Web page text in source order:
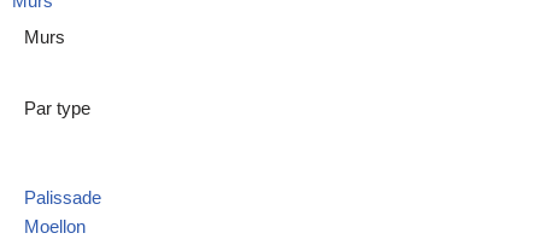
Murs
Par type
Palissade
Moellon